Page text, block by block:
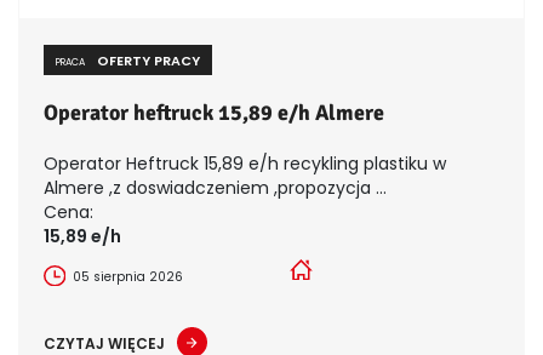
PRACA OFERTY PRACY
Operator heftruck 15,89 e/h Almere
Operator Heftruck 15,89 e/h recykling plastiku w
Almere ,z doswiadczeniem ,propozycja ...
Cena:
15,89 e/h
05 sierpnia 2026
CZYTAJ WIĘCEJ